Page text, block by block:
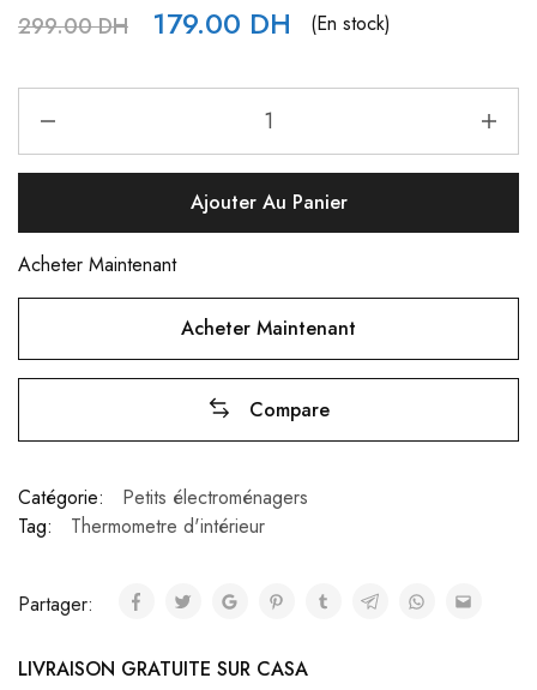
299.00DH 179.00 DH (En stock)
Ajouter Au Panier
Acheter Maintenant
Acheter Maintenant
Compare
Catégorie:
Petits électroménagers
Tag:
Thermometre d'intérieur
Partager:
LIVRAISON GRATUITE SUR CASA